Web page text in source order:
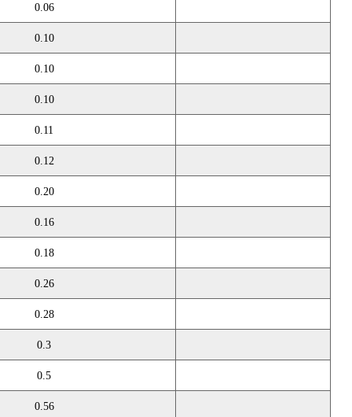
0.06
0.10
0.10
0.10
0.11
0.12
0.20
0.16
0.18
0.26
0.28
0.3
0.5
0.56